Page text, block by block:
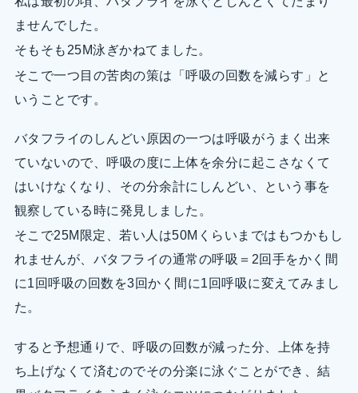
ませんでした。
そもそも25M泳ぎかねてました。
そこで一つ目の苦肉の策は「呼吸の回数を減らす」と
いうことです。
バタフライのしんどい原因の一つは呼吸がうまく出来
ていないので、呼吸の度に上体を余分に起こさなくて
はいけなくなり、その分余計にしんどい、という事を
観察している時に発見しました。
そこで25M限定、若い人は50Mくらいまではもつかもし
れませんが、バタフライの通常の呼吸＝2回手をかく間
に1回呼吸の回数を3回かく間に1回呼吸に変えてみまし
た。
すると予想通りで、呼吸の回数が減った分、上体を持
ち上げなくて済むのでその分楽に泳ぐことができ、結